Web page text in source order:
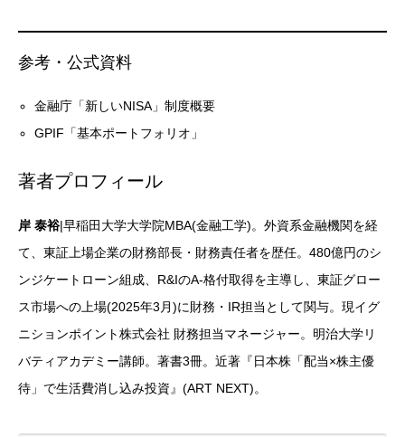
参考・公式資料
金融庁「新しいNISA」制度概要
GPIF「基本ポートフォリオ」
著者プロフィール
岸 泰裕|早稲田大学大学院MBA(金融工学)。外資系金融機関を経
て、東証上場企業の財務部長・財務責任者を歴任。480億円のシ
ンジケートローン組成、R&IのA-格付取得を主導し、東証グロー
ス市場への上場(2025年3月)に財務・IR担当として関与。現イグ
ニションポイント株式会社 財務担当マネージャー。明治大学リ
バティアカデミー講師。著書3冊。近著『日本株「配当×株主優
待」で生活費消し込み投資』(ART NEXT)。